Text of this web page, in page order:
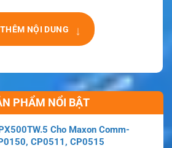
NỘI DUNG ↓
PHẨM NỔI BẬT
Cho Maxon Comm-
CP0511, CP0515